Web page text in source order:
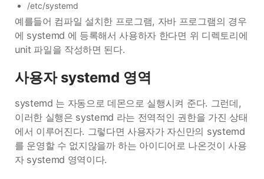
/etc/systemd
예를들어 컴파일 설치한 프로그램, 자바 프로그램의 경우
에 systemd 에 등록해서 사용하자 한다면 위 디렉토리에
unit 파일을 작성하면 된다.
사용자 systemd 영역
systemd 는 자동으로 데몬으로 실행시켜 준다. 그런데,
이러한 실행은 systemd 라는 전역적인 권한을 가진 상태
에서 이루어진다. 그렇다면 사용자가 자신만의 systemd
를 운영할 수 없지않을까 하는 아이디어로 나온것이 사용
자 systemd 영역이다.